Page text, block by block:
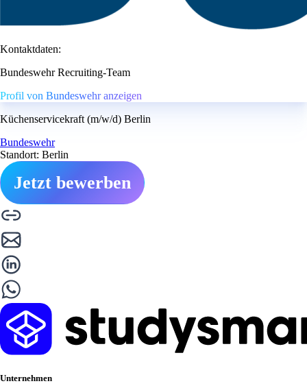
Kontaktdaten:
Bundeswehr Recruiting-Team
Profil von Bundeswehr anzeigen
Küchenservicekraft (m/w/d) Berlin
Bundeswehr
Standort: Berlin
Jetzt bewerben
Unternehmen